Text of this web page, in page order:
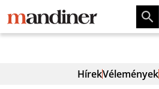
HírekVélemények